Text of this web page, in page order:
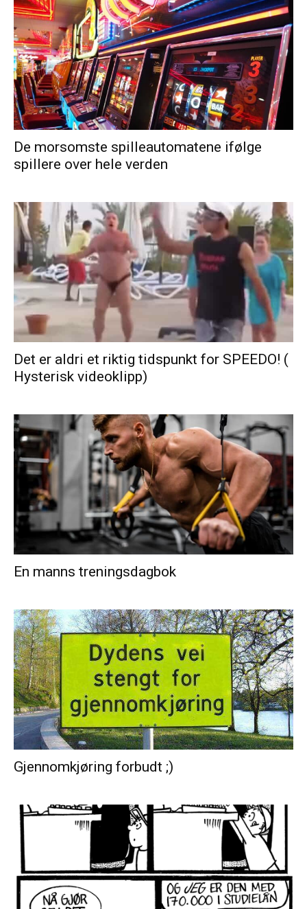
De morsomste spilleautomatene ifølge
spillere over hele verden
Det er aldri et riktig tidspunkt for SPEEDO! (
Hysterisk videoklipp)
En manns treningsdagbok
Gjennomkjøring forbudt ;)